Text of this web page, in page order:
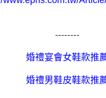
--------
婚禮宴會女鞋款推
婚禮男鞋皮鞋款推